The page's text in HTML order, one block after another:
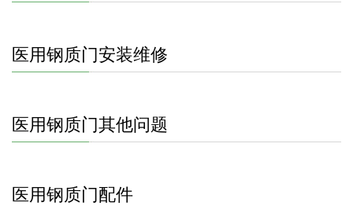
医用钢质门安装维修
医用钢质门其他问题
医用钢质门配件